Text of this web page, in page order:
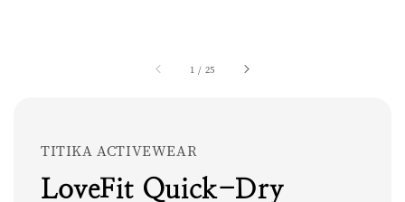
1 / 25
TITIKA ACTIVEWEAR
LoveFit Quick-Dry